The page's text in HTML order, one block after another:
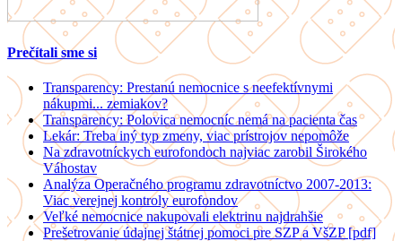
Prečítali sme si
Transparency: Prestanú nemocnice s neefektívnymi
nákupmi... zemiakov?
Transparency: Polovica nemocníc nemá na pacienta čas
Lekár: Treba iný typ zmeny, viac prístrojov nepomôže
Na zdravotníckych eurofondoch najviac zarobil Širokého
Váhostav
Analýza Operačného programu zdravotníctvo 2007-2013:
Viac verejnej kontroly eurofondov
Veľké nemocnice nakupovali elektrinu najdrahšie
Prešetrovanie údajnej štátnej pomoci pre SZP a VšZP [pdf]